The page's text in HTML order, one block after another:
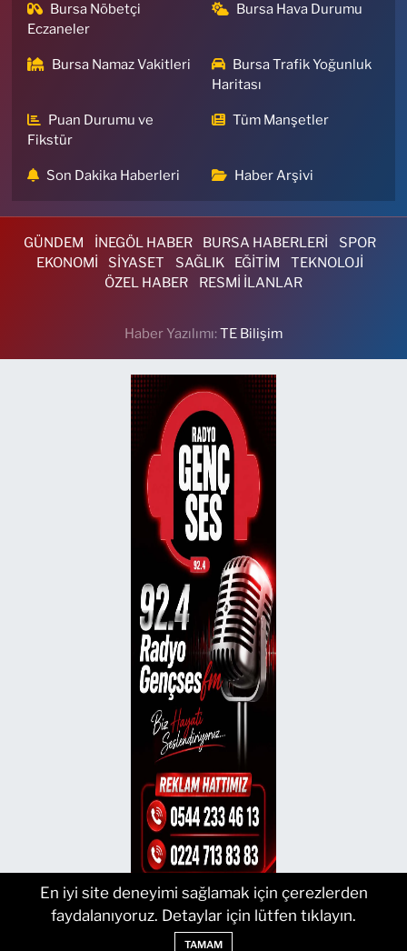
Bursa Nöbetçi
Eczaneler
Bursa Hava Durumu
Bursa Namaz Vakitleri
Bursa Trafik Yoğunluk
Haritası
Puan Durumu ve
Fikstür
Tüm Manşetler
Son Dakika Haberleri Haber Arşivi
GÜNDEM İNEGÖL HABER BURSA HABERLERİ
SPOR
EKONOMİ
SİYASET SAĞLIK EĞİTİM
TEKNOLOJİ
ÖZEL HABER
RESMİ İLANLAR
Haber Yazılımı:TE Bilişim
En iyi site deneyimi sağlamak için çerezlerden
faydalanıyoruz. Detaylar için lütfen tıklayın.
TAMAM